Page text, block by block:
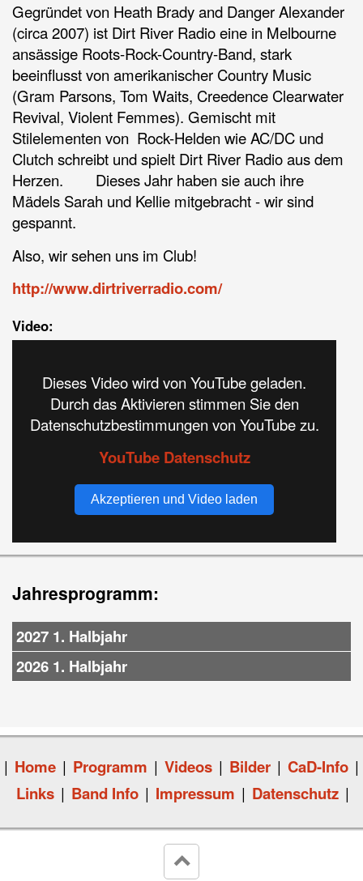
Gegründet von Heath Brady and Danger Alexander
(circa 2007) ist Dirt River Radio eine in Melbourne
ansässige Roots-Rock-Country-Band, stark
beeinflusst von amerikanischer Country Music
(Gram Parsons, Tom Waits, Creedence Clearwater
Revival, Violent Femmes). Gemischt mit
Stilelementen von Rock-Helden wie AC/DC und
Clutch schreibt und spielt Dirt River Radio aus dem
Herzen. Dieses Jahr haben sie auch ihre
Mädels Sarah und Kellie mitgebracht - wir sind
gespannt.
Also, wir sehen uns im Club!
http://www.dirtriverradio.com/
Video:
Dieses Video wird von YouTube geladen.
Durch das Aktivieren stimmen Sie den
Datenschutzbestimmungen von YouTube zu.
YouTube Datenschutz
Akzeptieren und Video laden
Jahresprogramm:
2027 1. Halbjahr
2026 1. Halbjahr
| Home | Programm | Videos | Bilder | CaD-Info |
Links | Band Info | Impressum | Datenschutz |
keyboard_arrow_up